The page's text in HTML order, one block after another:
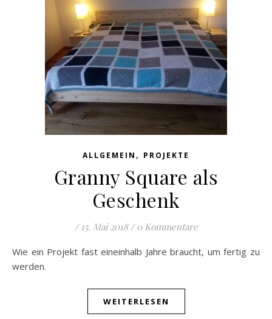
ALLGEMEIN , PROJEKTE
Granny Square als
Geschenk
/ 15. Mai 2018 / 0 Kommentare
Wie ein Projekt fast eineinhalb Jahre braucht, um fertig zu
werden.
WEITERLESEN